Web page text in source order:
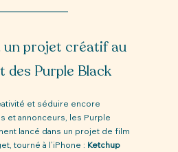
un projet créatif au
des Purple Black
et séduire encore
et annonceurs, les Purple
lancé dans un projet de film
tourné à l’iPhone : Ketchup